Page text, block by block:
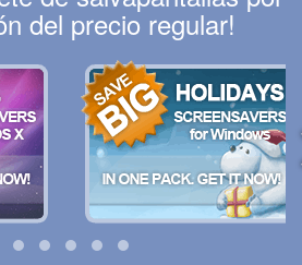
del precio regular!